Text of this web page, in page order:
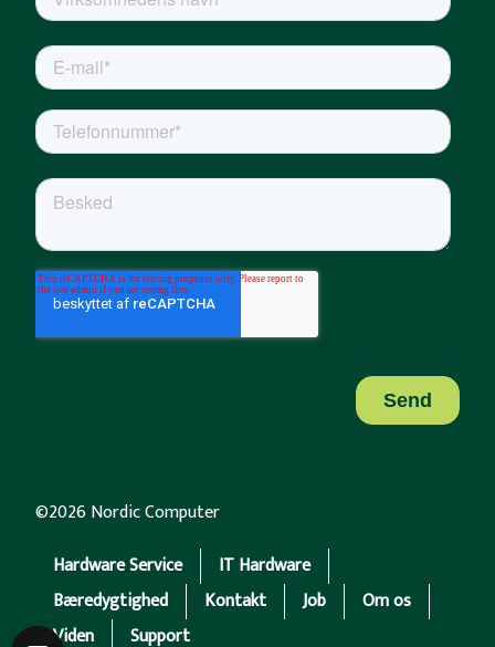
©2026 Nordic Computer
Hardware Service
IT Hardware
Bæredygtighed
Kontakt Job
Om os
Viden
Support